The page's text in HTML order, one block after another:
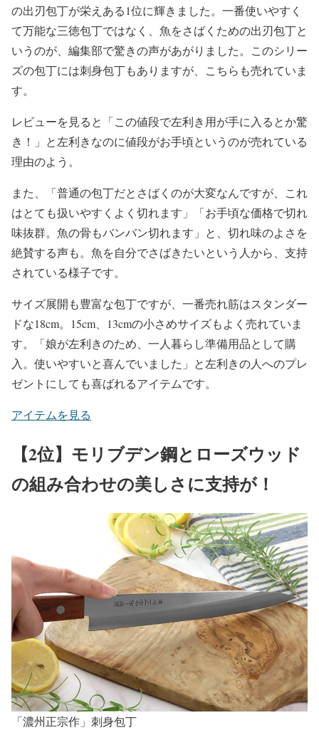
の出刃包丁が栄えある1位に輝きました。一番使いやすく
て万能な三徳包丁ではなく、魚をさばくための出刃包丁と
いうのが、編集部で驚きの声があがりました。このシリー
ズの包丁には刺身包丁もありますが、こちらも売れていま
す。
レビューを見ると「この値段で左利き用が手に入るとか驚
き！」と左利きなのに値段がお手頃というのが売れている
理由のよう。
また、「普通の包丁だとさばくのが大変なんですが、これ
はとても扱いやすくよく切れます」「お手頃な価格で切れ
味抜群。魚の骨もバンバン切れます」と、切れ味のよさを
絶賛する声も。魚を自分でさばきたいという人から、支持
されている様子です。
サイズ展開も豊富な包丁ですが、一番売れ筋はスタンダー
ドな18cm。15cm、13cmの小さめサイズもよく売れていま
す。「娘が左利きのため、一人暮らし準備用品として購
入。使いやすいと喜んでいました」と左利きの人へのプレ
ゼントにしても喜ばれるアイテムです。
アイテムを見る
【2位】モリブデン鋼とローズウッド
の組み合わせの美しさに支持が！
「濃州正宗作」刺身包丁